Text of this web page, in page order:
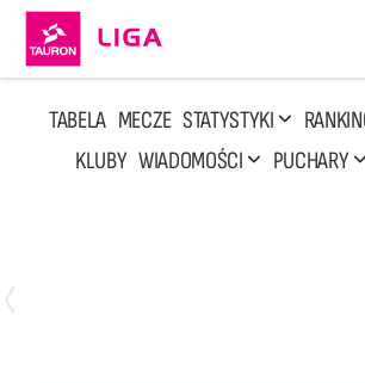
TABELA MECZE STATYSTYKI
KLUBY WIADOMOŚCI PUCHARY